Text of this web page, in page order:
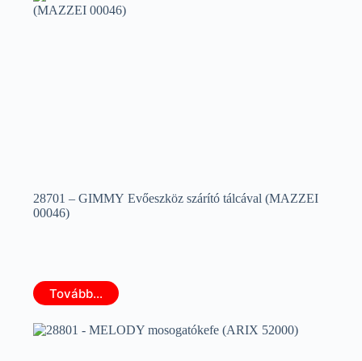
28701 – GIMMY Evőeszköz szárító tálcával (MAZZEI
00046)
Tovább...